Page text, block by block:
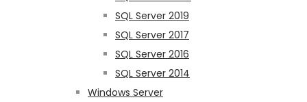
SQL Server 2019
SQL Server 2017
SQL Server 2016
SQL Server 2014
Windows Server